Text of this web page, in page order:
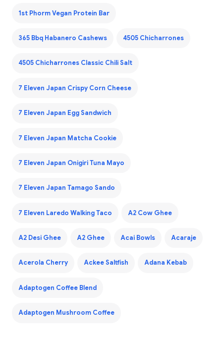
1st Phorm Vegan Protein Bar
365 Bbq Habanero Cashews 4505 Chicharrones
4505 Chicharrones Classic Chili Salt
7 Eleven Japan Crispy Corn Cheese
7 Eleven Japan Egg Sandwich
7 Eleven Japan Matcha Cookie
7 Eleven Japan Onigiri Tuna Mayo
7 Eleven Japan Tamago Sando
7 Eleven Laredo Walking Taco A2 Cow Ghee
A2 Desi Ghee A2 Ghee Acai Bowls Acaraje
Acerola Cherry Ackee Saltfish Adana Kebab
Adaptogen Coffee Blend
Adaptogen Mushroom Coffee